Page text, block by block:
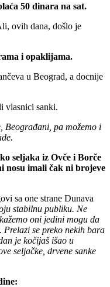
50 dinara na sat.
ovih dana, došlo je
i opaklijama.
u Beograd, a docnije
vlasnici sanki.
Beograđani, pa možemo i
seljaka iz Ovče i Borče
nosu imali čak ni brojeve
sa one strane Dunava
stabilnu publiku. Ne
oni jedini mogu da
Prelazi se preko nekih bara
je kočijaš išao u
seljačke, drvene sanke